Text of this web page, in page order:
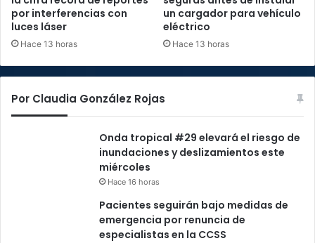
por interferencias con
luces láser
Hace 13 horas
un cargador para vehículo
eléctrico
Hace 13 horas
Por Claudia González Rojas
Onda tropical #29 elevará el riesgo de
inundaciones y deslizamientos este
miércoles
Hace 16 horas
Pacientes seguirán bajo medidas de
emergencia por renuncia de
especialistas en la CCSS